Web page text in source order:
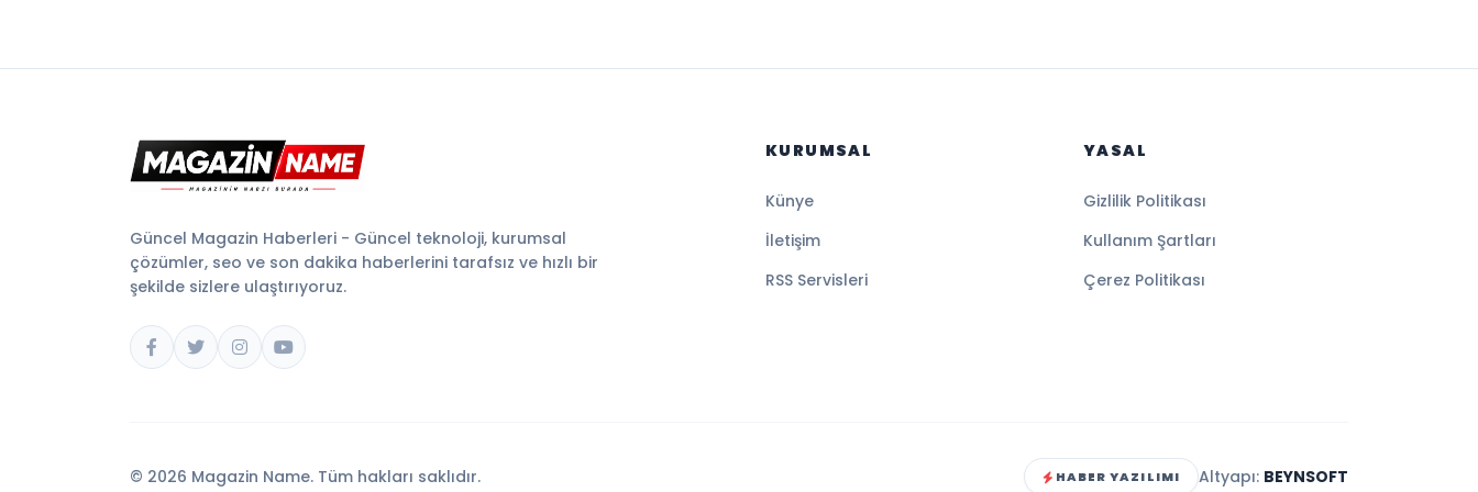
Güncel Magazin Haberleri - Güncel teknoloji, kurumsal
çözümler, seo ve son dakika haberlerini tarafsız ve hızlı bir
şekilde sizlere ulaştırıyoruz.
KURUMSAL
Künye
İletişim
RSS Servisleri
YASAL
Gizlilik Politikası
Kullanım Şartları
Çerez Politikası
© 2026 Magazin Name. Tüm hakları saklıdır. HABER YAZILIMI Altyapı: BEYNSOFT